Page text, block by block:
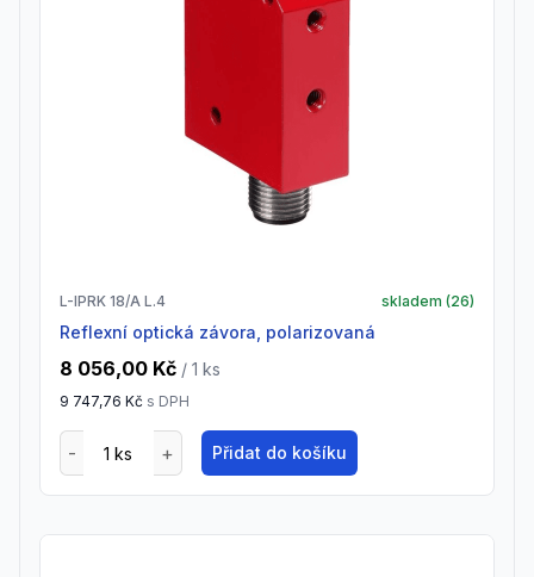
L-IPRK 18/A L.4 skladem (26)
Reflexní optická závora, polarizovaná
8 056,00 Kč / 1 ks
9 747,76 Kč s DPH
Přidat do košíku